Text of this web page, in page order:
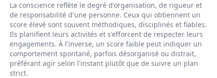
La conscience reflète le degré d'organisation, de rigueur et
de responsabilité d'une personne. Ceux qui obtiennent un
score élevé sont souvent méthodiques, disciplinés et fiables.
Ils planifient leurs activités et s'efforcent de respecter leurs
engagements. À l'inverse, un score faible peut indiquer un
comportement spontané, parfois désorganisé ou distrait,
préférant agir selon l'instant plutôt que de suivre un plan
strict.